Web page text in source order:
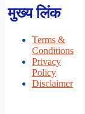
मुख्य लिंक
Terms &
Conditions
Privacy
Policy
Disclaimer